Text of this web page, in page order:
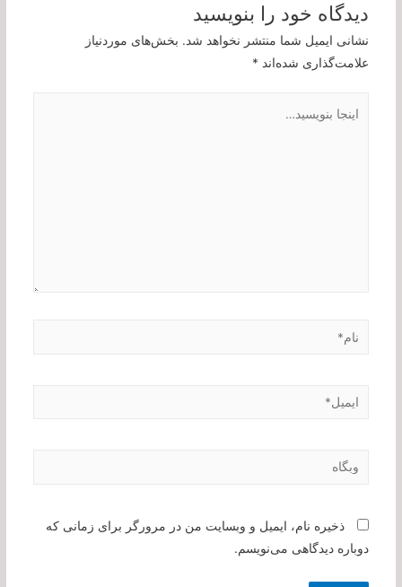
دیدگاه‌ خود را بنویسید
نشانی ایمیل شما منتشر نخواهد شد. بخش‌های موردنیاز
علامت‌گذاری شده‌اند *
بنویسید…
نام*
ایمیل*
وبگاه
ذخیره نام، ایمیل و وبسایت من در مرورگر برای زمانی که
دوباره دیدگاهی می‌نویسم.